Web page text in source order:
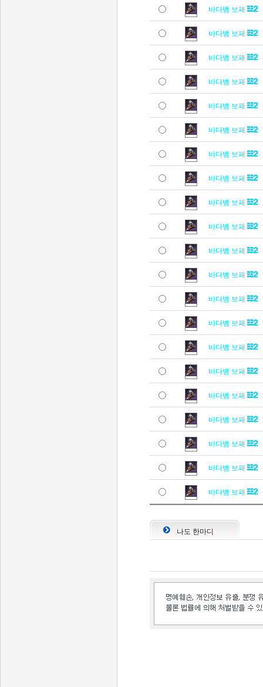
바다뱀 보패
바다뱀 보패
바다뱀 보패
바다뱀 보패
바다뱀 보패
바다뱀 보패
바다뱀 보패
바다뱀 보패
바다뱀 보패
바다뱀 보패
바다뱀 보패
바다뱀 보패
바다뱀 보패
바다뱀 보패
바다뱀 보패
바다뱀 보패
바다뱀 보패
바다뱀 보패
바다뱀 보패
바다뱀 보패
바다뱀 보패
나도 한마디